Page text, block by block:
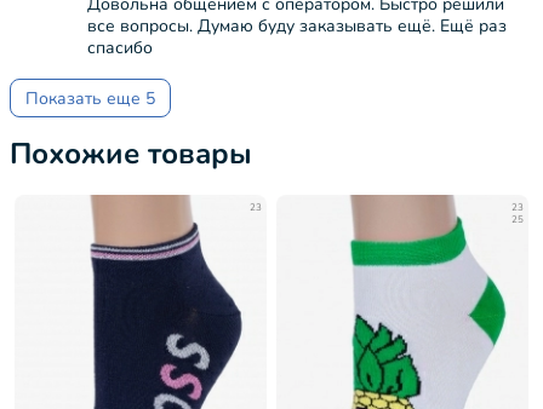
все вопросы. Думаю буду заказывать ещё. Ещё раз
спасибо
Показать еще 5
Похожие товары
23
23
25